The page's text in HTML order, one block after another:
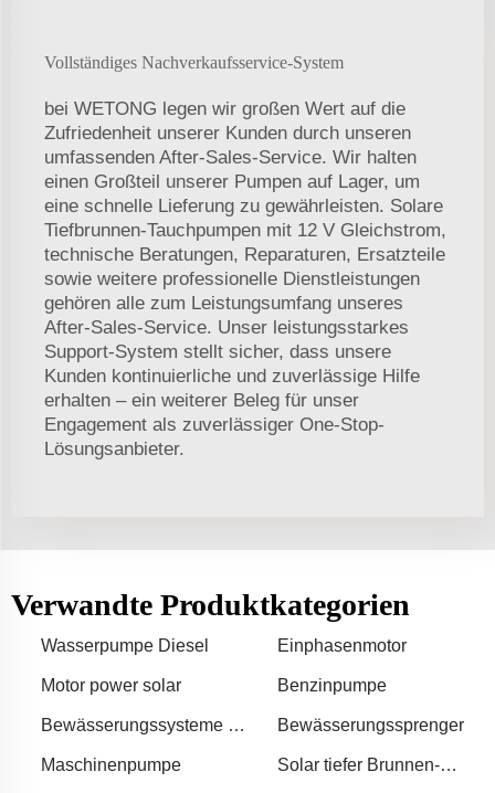
Vollständiges Nachverkaufsservice-System
bei WETONG legen wir großen Wert auf die
Zufriedenheit unserer Kunden durch unseren
umfassenden After-Sales-Service. Wir halten
einen Großteil unserer Pumpen auf Lager, um
eine schnelle Lieferung zu gewährleisten. Solare
Tiefbrunnen-Tauchpumpen mit 12 V Gleichstrom,
technische Beratungen, Reparaturen, Ersatzteile
sowie weitere professionelle Dienstleistungen
gehören alle zum Leistungsumfang unseres
After-Sales-Service. Unser leistungsstarkes
Support-System stellt sicher, dass unsere
Kunden kontinuierliche und zuverlässige Hilfe
erhalten – ein weiterer Beleg für unser
Engagement als zuverlässiger One-Stop-
Lösungsanbieter.
Verwandte Produktkategorien
Wasserpumpe Diesel Einphasenmotor
Motor power solar Benzinpumpe
Bewässerungssysteme für
Betriebe
Bewässerungssprenger
Maschinenpumpe
Solar tiefer Brunnen-